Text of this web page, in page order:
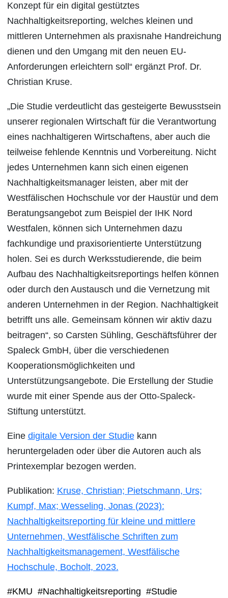
Konzept für ein digital gestütztes
Nachhaltigkeitsreporting, welches kleinen und
mittleren Unternehmen als praxisnahe Handreichung
dienen und den Umgang mit den neuen EU-
Anforderungen erleichtern soll“ ergänzt Prof. Dr.
Christian Kruse.
„Die Studie verdeutlicht das gesteigerte Bewusstsein
unserer regionalen Wirtschaft für die Verantwortung
eines nachhaltigeren Wirtschaftens, aber auch die
teilweise fehlende Kenntnis und Vorbereitung. Nicht
jedes Unternehmen kann sich einen eigenen
Nachhaltigkeitsmanager leisten, aber mit der
Westfälischen Hochschule vor der Haustür und dem
Beratungsangebot zum Beispiel der IHK Nord
Westfalen, können sich Unternehmen dazu
fachkundige und praxisorientierte Unterstützung
holen. Sei es durch Werksstudierende, die beim
Aufbau des Nachhaltigkeitsreportings helfen können
oder durch den Austausch und die Vernetzung mit
anderen Unternehmen in der Region. Nachhaltigkeit
betrifft uns alle. Gemeinsam können wir aktiv dazu
beitragen“, so Carsten Sühling, Geschäftsführer der
Spaleck GmbH, über die verschiedenen
Kooperationsmöglichkeiten und
Unterstützungsangebote. Die Erstellung der Studie
wurde mit einer Spende aus der Otto-Spaleck-
Stiftung unterstützt.
Eine digitale Version der Studiekann
heruntergeladen oder über die Autoren auch als
Printexemplar bezogen werden.
Publikation: Kruse, Christian; Pietschmann, Urs;
Kumpf, Max; Wesseling, Jonas (2023):
Nachhaltigkeitsreporting für kleine und mittlere
Unternehmen, Westfälische Schriften zum
Nachhaltigkeitsmanagement, Westfälische
Hochschule, Bocholt, 2023.
#KMU #Nachhaltigkeitsreporting #Studie